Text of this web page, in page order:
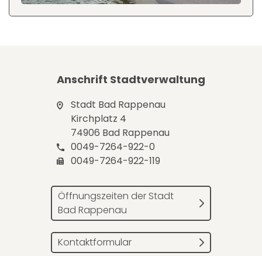
Anschrift Stadtverwaltung
Stadt Bad Rappenau
Kirchplatz 4
74906 Bad Rappenau
0049-7264-922-0
0049-7264-922-119
Öffnungszeiten der Stadt
Bad Rappenau
Kontaktformular